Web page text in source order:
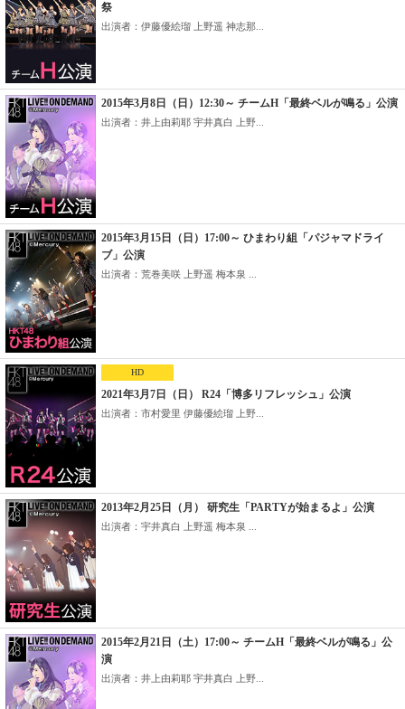
祭
出演者：伊藤優絵瑠 上野遥 神志那...
2015年3月8日（日）12:30～ チームH「最終ベルが鳴る」公演
出演者：井上由莉耶 宇井真白 上野...
2015年3月15日（日）17:00～ ひまわり組「パジャマドライ
ブ」公演
出演者：荒巻美咲 上野遥 梅本泉 ...
HD
2021年3月7日（日） R24「博多リフレッシュ」公演
出演者：市村愛里 伊藤優絵瑠 上野...
2013年2月25日（月） 研究生「PARTYが始まるよ」公演
出演者：宇井真白 上野遥 梅本泉 ...
2015年2月21日（土）17:00～ チームH「最終ベルが鳴る」公
演
出演者：井上由莉耶 宇井真白 上野...